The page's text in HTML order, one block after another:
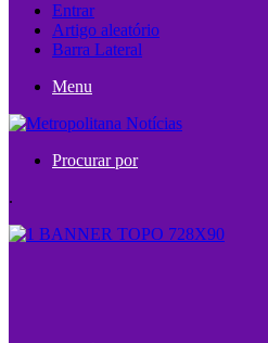
Entrar
Artigo aleatório
Barra Lateral
Menu
Procurar por
.